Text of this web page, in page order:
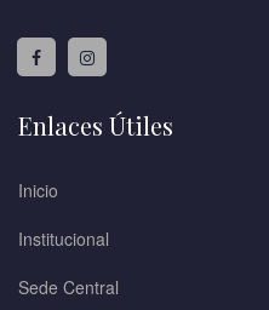
Enlaces Útiles
Inicio
Institucional
Sede Central